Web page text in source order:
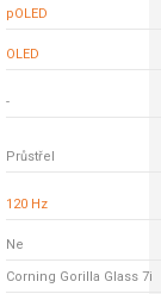
pOLED
OLED
-
Průstřel
120 Hz
Ne
Corning Gorilla Glass 7i